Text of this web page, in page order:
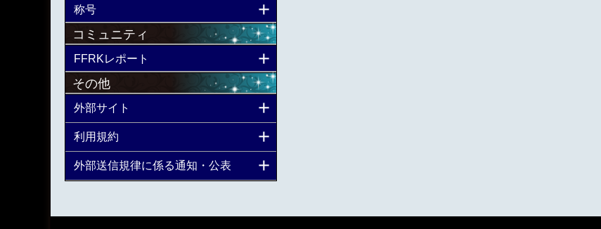
称号
コミュニティ
FFRKレポート
その他
外部サイト
利用規約
外部送信規律に係る通知・公表